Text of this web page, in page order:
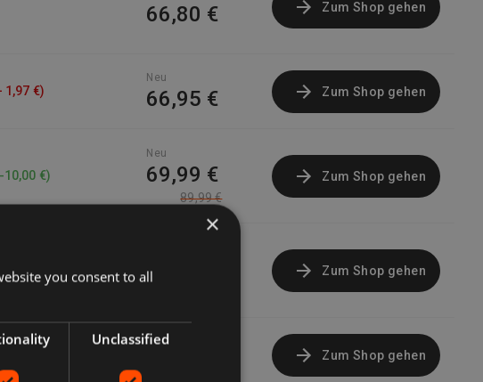
66,80 € Zum Shop gehen
1,97 €)
Neu
66,95 € Zum Shop gehen
-10,00 €)
Neu
69,99 €
89,99 €
Zum Shop gehen
-17,10 € 70,94 € Zum Shop gehen
Neu
Zum Shop gehen
×
you consent to all
Unclassified